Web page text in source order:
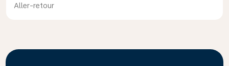
Aller-retour